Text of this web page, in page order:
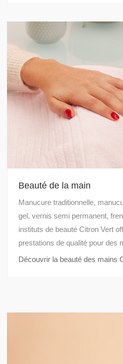
Beauté de la main
Manucure traditionnelle,
gel, vernis semi permanent,
instituts de beauté Citron Vert
prestations de qualité pour des
Découvrir la beauté des mains